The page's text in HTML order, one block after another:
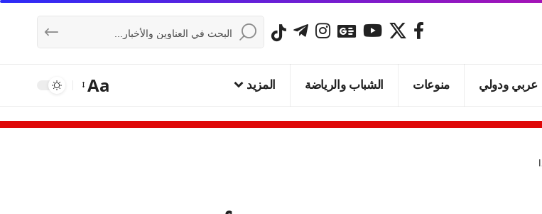
عربي ودولي منوعات الشباب والرياضة المزيد Aa